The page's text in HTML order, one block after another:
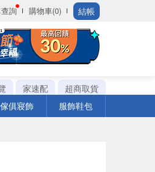
詢 購物車(0) 結帳
家速配
超商取貨
傢俱寢飾 服飾鞋包